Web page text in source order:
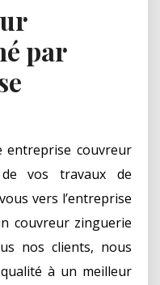
par
entreprise couvreur
vos travaux de
vers l’entreprise
couvreur zinguerie
nos clients, nous
à un meilleur